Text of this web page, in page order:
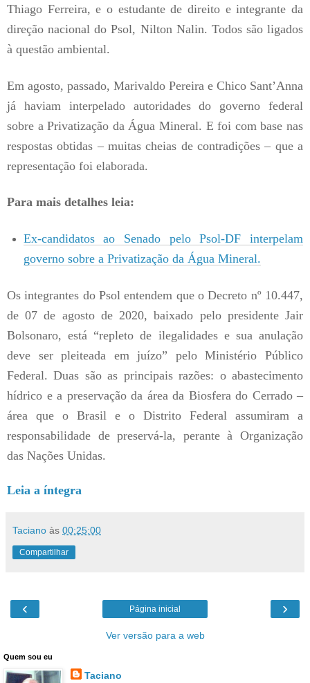
Thiago Ferreira, e o estudante de direito e integrante da
direção nacional do Psol, Nilton Nalin. Todos são ligados
à questão ambiental.
Em agosto, passado, Marivaldo Pereira e Chico Sant’Anna
já haviam interpelado autoridades do governo federal
sobre a Privatização da Água Mineral. E foi com base nas
respostas obtidas – muitas cheias de contradições – que a
representação foi elaborada.
Para mais detalhes leia:
Ex-candidatos ao Senado pelo Psol-DF interpelam
governo sobre a Privatização da Água Mineral.
Os integrantes do Psol entendem que o Decreto nº 10.447,
de 07 de agosto de 2020, baixado pelo presidente Jair
Bolsonaro, está “repleto de ilegalidades e sua anulação
deve ser pleiteada em juízo” pelo Ministério Público
Federal. Duas são as principais razões: o abastecimento
hídrico e a preservação da área da Biosfera do Cerrado –
área que o Brasil e o Distrito Federal assumiram a
responsabilidade de preservá-la, perante à Organização
das Nações Unidas.
Leia a íntegra
Taciano às 00:25:00
Compartilhar
‹ ›
Página inicial
Ver versão para a web
Quem sou eu
Taciano